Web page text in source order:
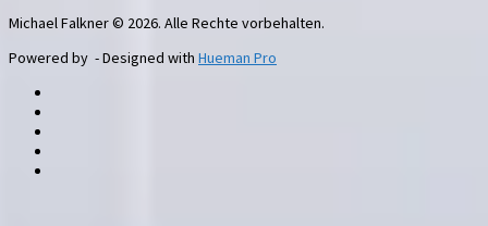
Michael Falkner © 2026. Alle Rechte vorbehalten.
Powered by - Designed with Hueman Pro